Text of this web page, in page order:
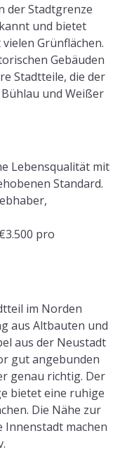
der Stadtgrenze
und bietet
Grünflächen.
Gebäuden
Stadtteile, die der
und Weißer
Lebensqualität mit
Standard.
pro
im Norden
aus Altbauten und
aus der Neustadt
gut angebunden
genau richtig. Der
bietet eine ruhige
Die Nähe zur
Innenstadt machen